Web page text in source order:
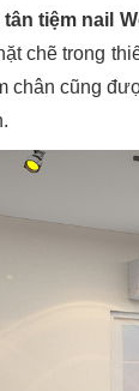
tiệm nail
chẽ trong
chân cũng